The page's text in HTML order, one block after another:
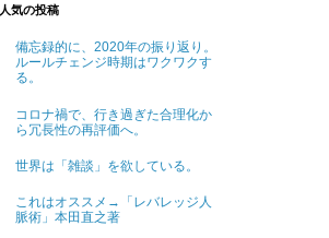
人気の投稿
備忘録的に、2020年の振り返り。
ルールチェンジ時期はワクワクす
る。
コロナ禍で、行き過ぎた合理化か
ら冗長性の再評価へ。
世界は「雑談」を欲している。
これはオススメ→「レバレッジ人
脈術」本田直之著